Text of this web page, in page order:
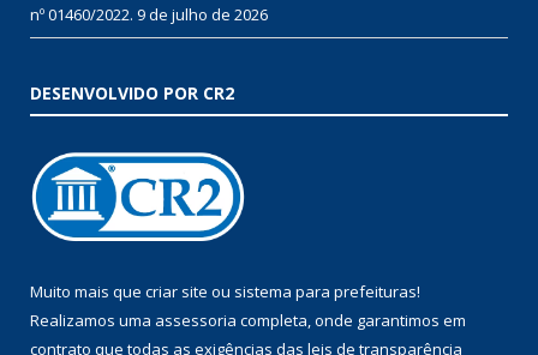
nº 01460/2022. 9 de julho de 2026
DESENVOLVIDO POR CR2
Muito mais que criar site ou sistema para prefeituras!
Realizamos uma assessoria completa, onde garantimos em
contrato que todas as exigências das leis de transparência